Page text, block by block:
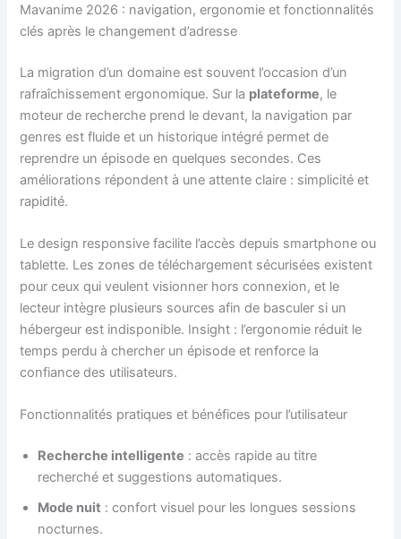
Mavanime 2026 : navigation, ergonomie et fonctionnalités
clés après le changement d’adresse
La migration d’un domaine est souvent l’occasion d’un
rafraîchissement ergonomique. Sur la plateforme, le
moteur de recherche prend le devant, la navigation par
genres est fluide et un historique intégré permet de
reprendre un épisode en quelques secondes. Ces
améliorations répondent à une attente claire : simplicité et
rapidité.
Le design responsive facilite l’accès depuis smartphone ou
tablette. Les zones de téléchargement sécurisées existent
pour ceux qui veulent visionner hors connexion, et le
lecteur intègre plusieurs sources afin de basculer si un
hébergeur est indisponible. Insight : l’ergonomie réduit le
temps perdu à chercher un épisode et renforce la
confiance des utilisateurs.
Fonctionnalités pratiques et bénéfices pour l’utilisateur
Recherche intelligente : accès rapide au titre
recherché et suggestions automatiques.
Mode nuit : confort visuel pour les longues sessions
nocturnes.